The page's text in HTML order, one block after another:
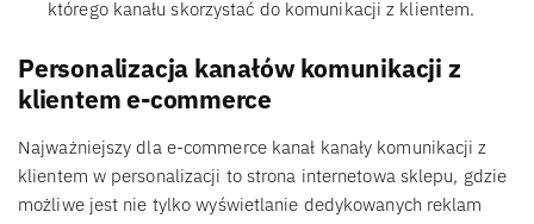
którego kanału skorzystać do komunikacji z klientem.
Personalizacja kanałów komunikacji z
klientem e-commerce
Najważniejszy dla e-commerce kanał kanały komunikacji z
klientem w personalizacji to strona internetowa sklepu, gdzie
możliwe jest nie tylko wyświetlanie dedykowanych reklam